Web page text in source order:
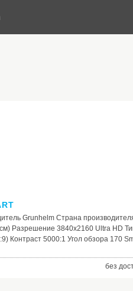
Grunhelm Страна
Разрешение 3840x2160 Ultra HD
Контраст 5000:1 Угол обзора 170
(YPBPR) mini 3 х HDMI (HDCP
1 x RJ45 1 x Coax 1 х Выход на
без